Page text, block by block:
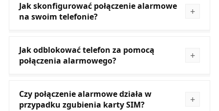
Jak skonfigurować połączenie alarmowe
na swoim telefonie?
Jak odblokować telefon za pomocą
połączenia alarmowego?
Czy połączenie alarmowe działa w
przypadku zgubienia karty SIM?